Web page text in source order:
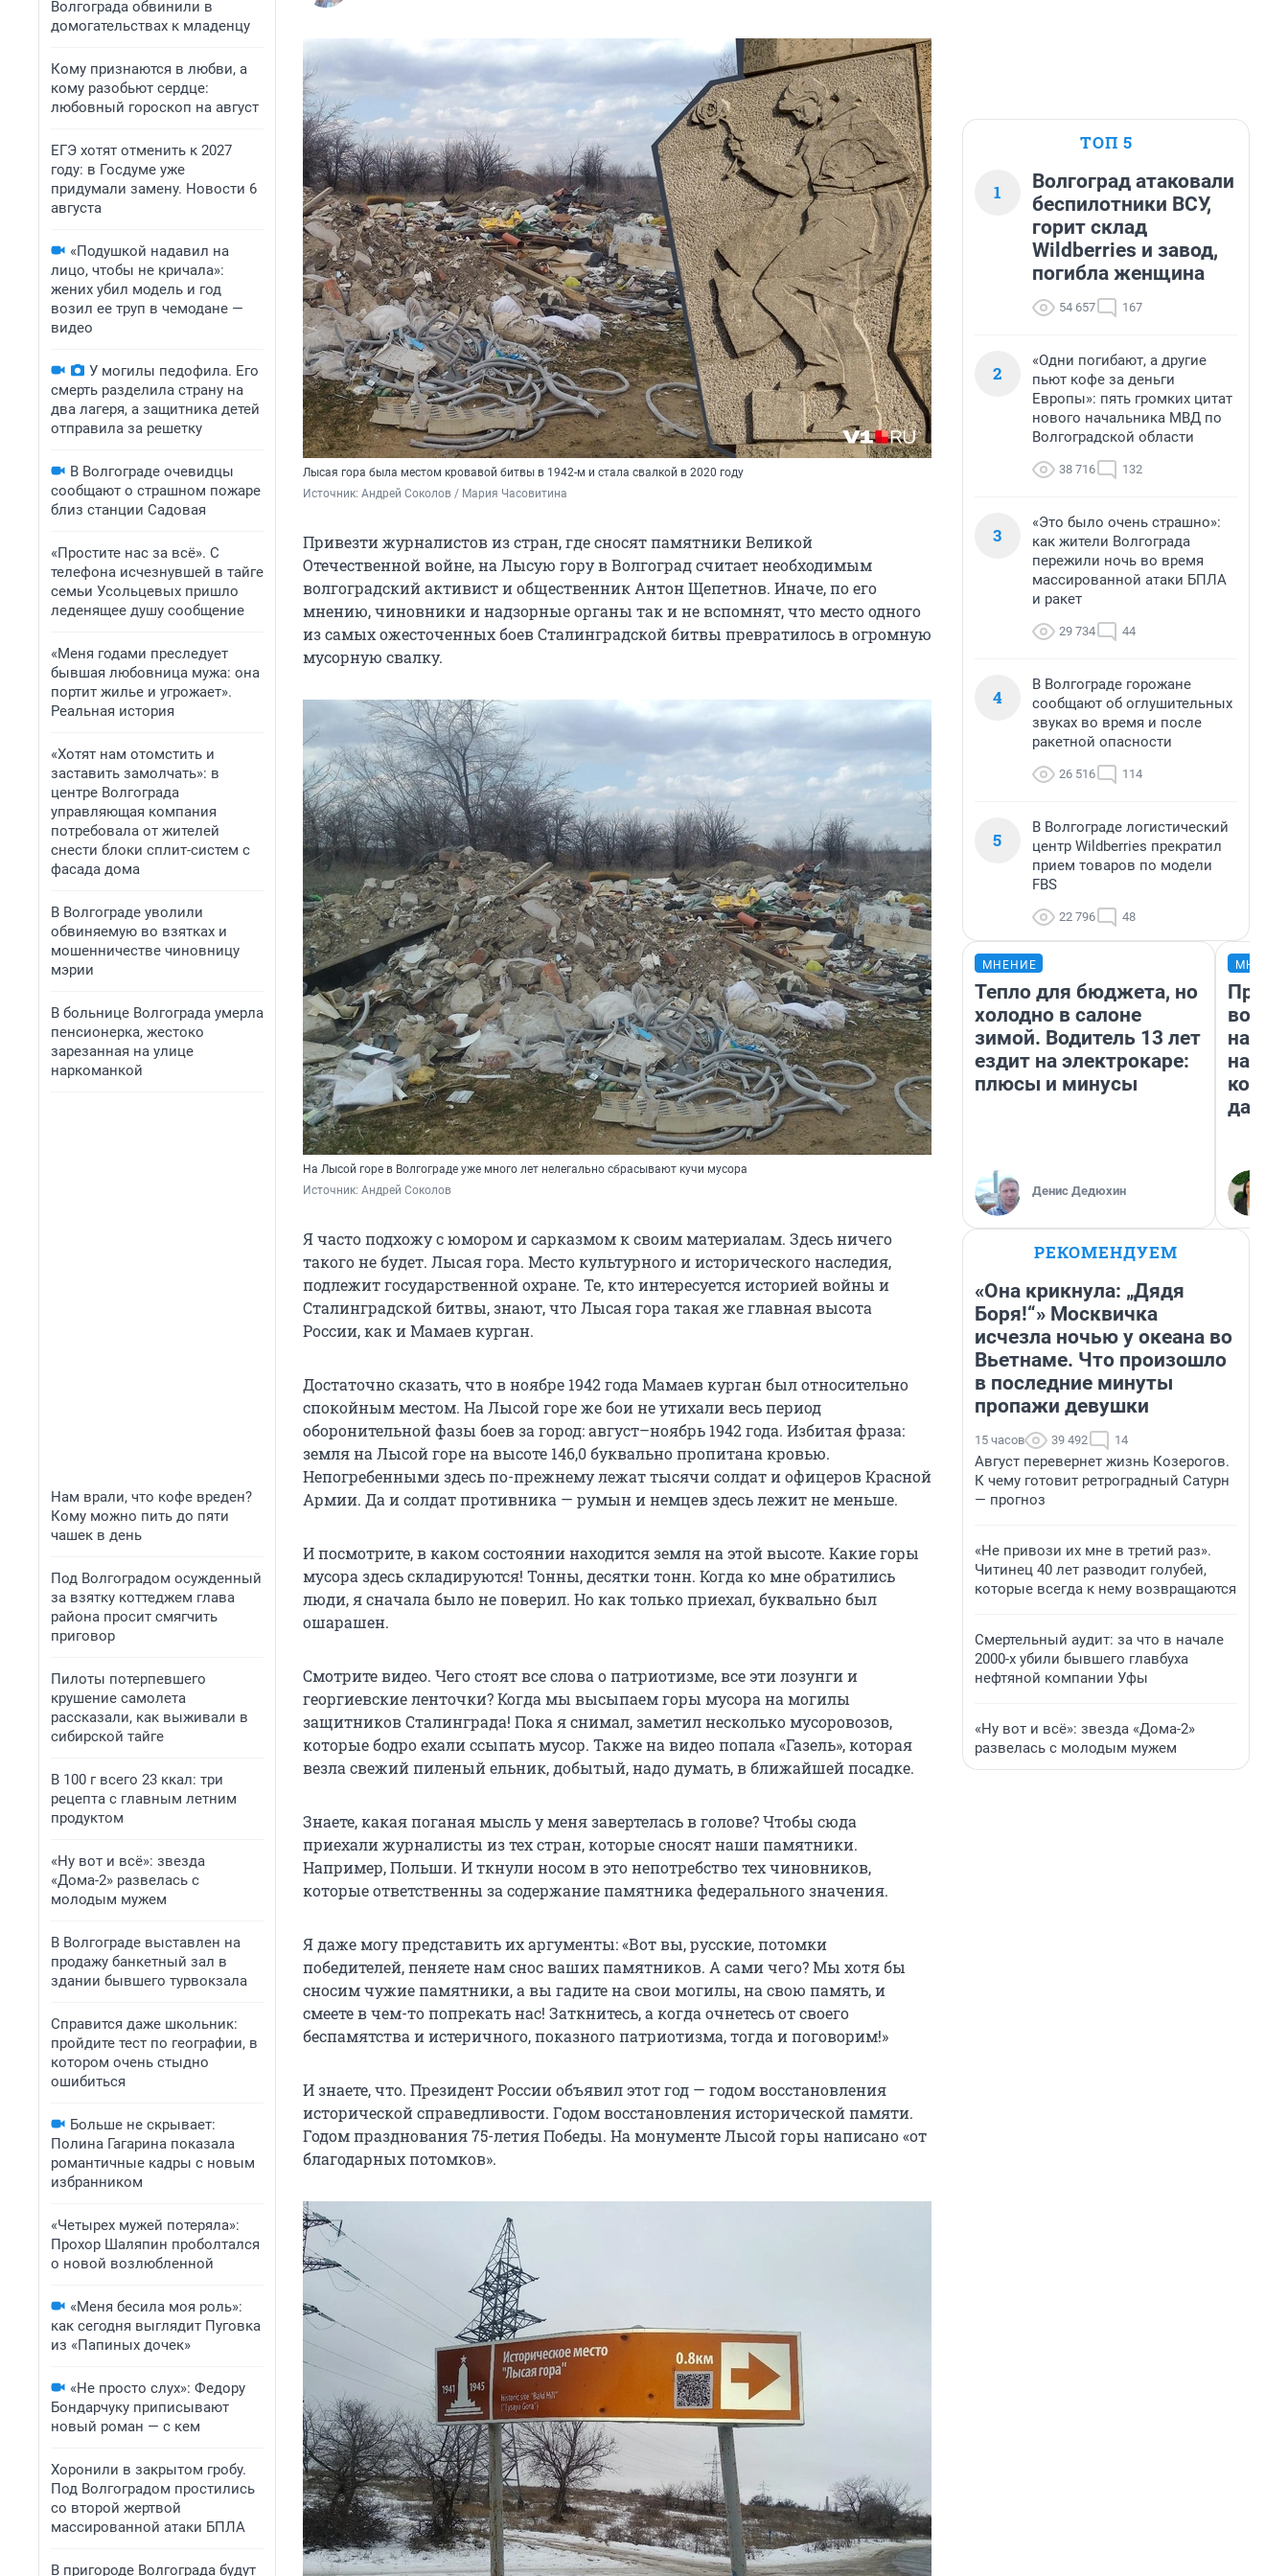
Волгограда обвинили в
домогательствах к младенцу
Кому признаются в любви, а
кому разобьют сердце:
любовный гороскоп на август
ЕГЭ хотят отменить к 2027
году: в Госдуме уже
придумали замену. Новости 6
августа
«Подушкой надавил на
лицо, чтобы не кричала»:
жених убил модель и год
возил ее труп в чемодане —
видео
У могилы педофила. Его
смерть разделила страну на
два лагеря, а защитника детей
отправила за решетку
В Волгограде очевидцы
сообщают о страшном пожаре
близ станции Садовая
«Простите нас за всё». С
телефона исчезнувшей в тайге
семьи Усольцевых пришло
леденящее душу сообщение
«Меня годами преследует
бывшая любовница мужа: она
портит жилье и угрожает».
Реальная история
«Хотят нам отомстить и
заставить замолчать»: в
центре Волгограда
управляющая компания
потребовала от жителей
снести блоки сплит-систем с
фасада дома
В Волгограде уволили
обвиняемую во взятках и
мошенничестве чиновницу
мэрии
В больнице Волгограда умерла
пенсионерка, жестоко
зарезанная на улице
наркоманкой
Нам врали, что кофе вреден?
Кому можно пить до пяти
чашек в день
Под Волгоградом осужденный
за взятку коттеджем глава
района просит смягчить
приговор
Пилоты потерпевшего
крушение самолета
рассказали, как выживали в
сибирской тайге
В 100 г всего 23 ккал: три
рецепта с главным летним
продуктом
«Ну вот и всё»: звезда
«Дома-2» развелась с
молодым мужем
В Волгограде выставлен на
продажу банкетный зал в
здании бывшего турвокзала
Справится даже школьник:
пройдите тест по географии, в
котором очень стыдно
ошибиться
Больше не скрывает:
Полина Гагарина показала
романтичные кадры с новым
избранником
«Четырех мужей потеряла»:
Прохор Шаляпин проболтался
о новой возлюбленной
«Меня бесила моя роль»:
как сегодня выглядит Пуговка
из «Папиных дочек»
«Не просто слух»: Федору
Бондарчуку приписывают
новый роман — с кем
Хоронили в закрытом гробу.
Под Волгоградом простились
со второй жертвой
массированной атаки БПЛА
В пригороде Волгограда будут
Лысая гора была местом кровавой битвы в 1942-м и стала свалкой в 2020 году
Источник: Андрей Соколов / Мария Часовитина
Привезти журналистов из стран, где сносят памятники Великой
Отечественной войне, на Лысую гору в Волгоград считает необходимым
волгоградский активист и общественник Антон Щепетнов. Иначе, по его
мнению, чиновники и надзорные органы так и не вспомнят, что место одного
из самых ожесточенных боев Сталинградской битвы превратилось в огромную
мусорную свалку.
На Лысой горе в Волгограде уже много лет нелегально сбрасывают кучи мусора
Источник: Андрей Соколов
Я часто подхожу с юмором и сарказмом к своим материалам. Здесь ничего
такого не будет. Лысая гора. Место культурного и исторического наследия,
подлежит государственной охране. Те, кто интересуется историей войны и
Сталинградской битвы, знают, что Лысая гора такая же главная высота
России, как и Мамаев курган.
Достаточно сказать, что в ноябре 1942 года Мамаев курган был относительно
спокойным местом. На Лысой горе же бои не утихали весь период
оборонительной фазы боев за город: август–ноябрь 1942 года. Избитая фраза:
земля на Лысой горе на высоте 146,0 буквально пропитана кровью.
Непогребенными здесь по-прежнему лежат тысячи солдат и офицеров Красной
Армии. Да и солдат противника — румын и немцев здесь лежит не меньше.
И посмотрите, в каком состоянии находится земля на этой высоте. Какие горы
мусора здесь складируются! Тонны, десятки тонн. Когда ко мне обратились
люди, я сначала было не поверил. Но как только приехал, буквально был
ошарашен.
Смотрите видео. Чего стоят все слова о патриотизме, все эти лозунги и
георгиевские ленточки? Когда мы высыпаем горы мусора на могилы
защитников Сталинграда! Пока я снимал, заметил несколько мусоровозов,
которые бодро ехали ссыпать мусор. Также на видео попала «Газель», которая
везла свежий пиленый ельник, добытый, надо думать, в ближайшей посадке.
Знаете, какая поганая мысль у меня завертелась в голове? Чтобы сюда
приехали журналисты из тех стран, которые сносят наши памятники.
Например, Польши. И ткнули носом в это непотребство тех чиновников,
которые ответственны за содержание памятника федерального значения.
Я даже могу представить их аргументы: «Вот вы, русские, потомки
победителей, пеняете нам снос ваших памятников. А сами чего? Мы хотя бы
сносим чужие памятники, а вы гадите на свои могилы, на свою память, и
смеете в чем-то попрекать нас! Заткнитесь, а когда очнетесь от своего
беспамятства и истеричного, показного патриотизма, тогда и поговорим!»
И знаете, что. Президент России объявил этот год — годом восстановления
исторической справедливости. Годом восстановления исторической памяти.
Годом празднования 75-летия Победы. На монументе Лысой горы написано «от
благодарных потомков».
ТОП 5
1
Волгоград атаковали
беспилотники ВСУ,
горит склад
Wildberries и завод,
погибла женщина
54 657 167
2
«Одни погибают, а другие
пьют кофе за деньги
Европы»: пять громких цитат
нового начальника МВД по
Волгоградской области
38 716 132
3
«Это было очень страшно»:
как жители Волгограда
пережили ночь во время
массированной атаки БПЛА
и ракет
29 734 44
4
В Волгограде горожане
сообщают об оглушительных
звуках во время и после
ракетной опасности
26 516 114
5
В Волгограде логистический
центр Wildberries прекратил
прием товаров по модели
FBS
22 796 48
МНЕНИЕ
Тепло для бюджета, но
холодно в салоне
зимой. Водитель 13 лет
ездит на электрокаре:
плюсы и минусы
Денис Дедюхин
нам
даже
РЕКОМЕНДУЕМ
«Она крикнула: „Дядя
Боря!“» Москвичка
исчезла ночью у океана во
Вьетнаме. Что произошло
в последние минуты
пропажи девушки
15 часов 39 492 14
Август перевернет жизнь Козерогов.
К чему готовит ретроградный Сатурн
— прогноз
«Не привози их мне в третий раз».
Читинец 40 лет разводит голубей,
которые всегда к нему возвращаются
Смертельный аудит: за что в начале
2000-х убили бывшего главбуха
нефтяной компании Уфы
«Ну вот и всё»: звезда «Дома-2»
развелась с молодым мужем